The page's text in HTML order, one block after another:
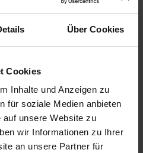
Über Cookies
Cookies
Inhalte und Anzeigen zu
für soziale Medien anbieten
unsere Website zu
wir Informationen zu Ihrer
an unsere Partner für
zur
in Bad
renommiertes
,